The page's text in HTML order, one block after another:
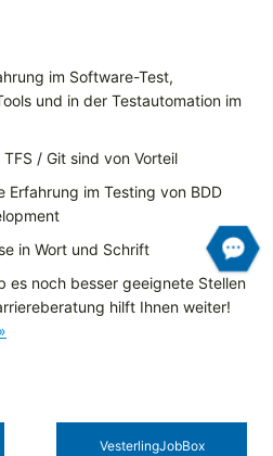
im Software-Test,
und in der Testautomation im
/ Git sind von Vorteil
Erfahrung im Testing von BDD
in Wort und Schrift
es noch besser geeignete Stellen
hilft Ihnen weiter!
Vesterling­JobBox